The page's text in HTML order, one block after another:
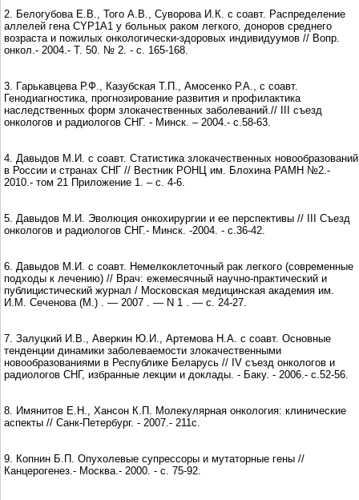
2. Белогубова Е.В., Того А.В., Суворова И.К. c cоавт. Распределение
аллелей гена CYP1А1 у больных раком легкого, доноров среднего
возраста и пожилых онкологически-здоровых индивидуумов // Вопр.
онкол.- 2004.- Т. 50. № 2. - c. 165-168.
3. Гaрькавцева Р.Ф., Казубская Т.П., Амосенко Р.А., c cоавт.
Генодиагностика, прогнозирование развития и профилактика
наследственных форм злокачественных заболеваний.// III съезд
онкологов и радиологов СНГ. - Минск. – 2004.- с.58-63.
4. Давыдов М.И. c cоавт. Статистика злокачественных новообразований
в России и странах СНГ // Вестник РОНЦ им. Блохина РАМН №2.-
2010.- том 21 Приложение 1. – с. 4-6.
5. Давыдов М.И. Эволюция онкохирургии и ее перспективы // III Съезд
онкологов и радиологов СНГ.- Минск. -2004. - с.36-42.
6. Давыдов М.И. c cоавт. Немелкоклеточный рак легкого (современные
подходы к лечению) // Врач: ежемесячный научно-практический и
публицистический журнал / Московская медицинская академия им.
И.М. Сеченова (М.) . — 2007 . — N 1 . — с. 24-27.
7. Залуцкий И.В., Аверкин Ю.И., Артемова Н.А. c cоавт. Основные
тенденции динамики заболеваемости злокачественными
новообразованиями в Республике Беларусь // IV съезд онкологов и
радиологов СНГ, избранные лекции и доклады. - Баку. - 2006.- с.52-56.
8. Имянитов Е.Н., Хансон К.П. Молекулярная онкология: клинические
аспекты // Санк-Петербург. - 2007.- 211с.
9. Копнин Б.П. Опухолевые супрессоры и мутаторные гены //
Канцерогенез.- Москва.- 2000. - с. 75-92.